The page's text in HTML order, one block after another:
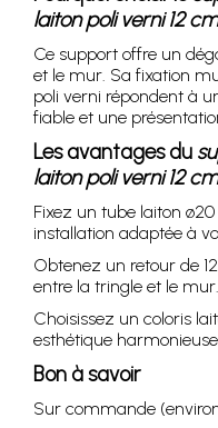
laiton poli verni 12
Ce support offre un
et le mur. Sa fixation
poli verni répondent à
fiable et une
Les avantages du
laiton poli verni 12
Fixez un tube laiton
installation adaptée à
Obtenez un retour de
entre la tringle et le mur.
Choisissez un coloris
esthétique harmonieuse.
Bon à savoir
Sur commande